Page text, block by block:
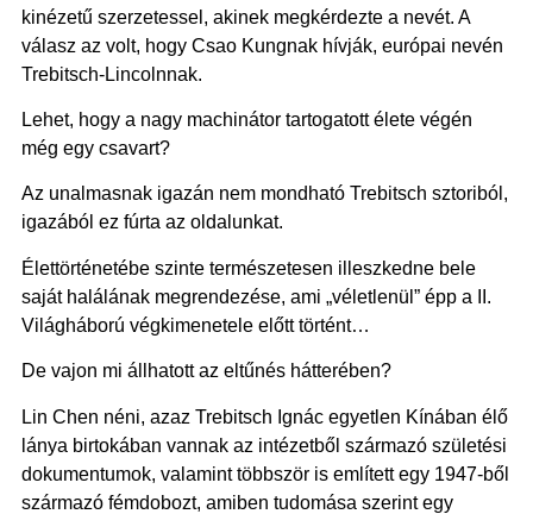
kinézetű szerzetessel, akinek megkérdezte a nevét. A
válasz az volt, hogy Csao Kungnak hívják, európai nevén
Trebitsch-Lincolnnak.
Lehet, hogy a nagy machinátor tartogatott élete végén
még egy csavart?
Az unalmasnak igazán nem mondható Trebitsch sztoriból,
igazából ez fúrta az oldalunkat.
Élettörténetébe szinte természetesen illeszkedne bele
saját halálának megrendezése, ami „véletlenül” épp a II.
Világháború végkimenetele előtt történt…
De vajon mi állhatott az eltűnés hátterében?
Lin Chen néni, azaz Trebitsch Ignác egyetlen Kínában élő
lánya birtokában vannak az intézetből származó születési
dokumentumok, valamint többször is említett egy 1947-ből
származó fémdobozt, amiben tudomása szerint egy